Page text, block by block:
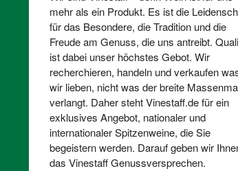
mehr als ein Produkt. Es ist die
für das Besondere, die Tradition und die
Freude am Genuss, die uns antreibt.
ist dabei unser höchstes Gebot. Wir
recherchieren, handeln und verkaufen
wir lieben, nicht was der breite
verlangt. Daher steht Vinestaff.de für ein
exklusives Angebot, nationaler und
internationaler Spitzenweine, die Sie
begeistern werden. Darauf geben wir
das Vinestaff Genussversprechen.